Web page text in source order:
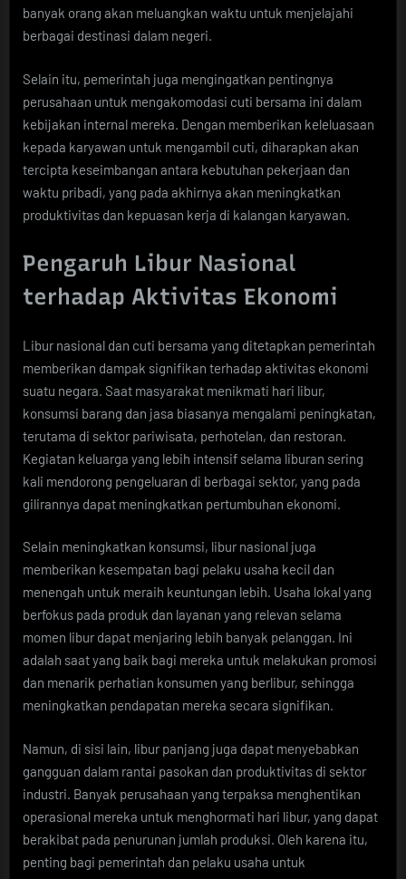
banyak orang akan meluangkan waktu untuk menjelajahi
berbagai destinasi dalam negeri.
Selain itu, pemerintah juga mengingatkan pentingnya
perusahaan untuk mengakomodasi cuti bersama ini dalam
kebijakan internal mereka. Dengan memberikan keleluasaan
kepada karyawan untuk mengambil cuti, diharapkan akan
tercipta keseimbangan antara kebutuhan pekerjaan dan
waktu pribadi, yang pada akhirnya akan meningkatkan
produktivitas dan kepuasan kerja di kalangan karyawan.
Pengaruh Libur Nasional
terhadap Aktivitas Ekonomi
Libur nasional dan cuti bersama yang ditetapkan pemerintah
memberikan dampak signifikan terhadap aktivitas ekonomi
suatu negara. Saat masyarakat menikmati hari libur,
konsumsi barang dan jasa biasanya mengalami peningkatan,
terutama di sektor pariwisata, perhotelan, dan restoran.
Kegiatan keluarga yang lebih intensif selama liburan sering
kali mendorong pengeluaran di berbagai sektor, yang pada
gilirannya dapat meningkatkan pertumbuhan ekonomi.
Selain meningkatkan konsumsi, libur nasional juga
memberikan kesempatan bagi pelaku usaha kecil dan
menengah untuk meraih keuntungan lebih. Usaha lokal yang
berfokus pada produk dan layanan yang relevan selama
momen libur dapat menjaring lebih banyak pelanggan. Ini
adalah saat yang baik bagi mereka untuk melakukan promosi
dan menarik perhatian konsumen yang berlibur, sehingga
meningkatkan pendapatan mereka secara signifikan.
Namun, di sisi lain, libur panjang juga dapat menyebabkan
gangguan dalam rantai pasokan dan produktivitas di sektor
industri. Banyak perusahaan yang terpaksa menghentikan
operasional mereka untuk menghormati hari libur, yang dapat
berakibat pada penurunan jumlah produksi. Oleh karena itu,
penting bagi pemerintah dan pelaku usaha untuk